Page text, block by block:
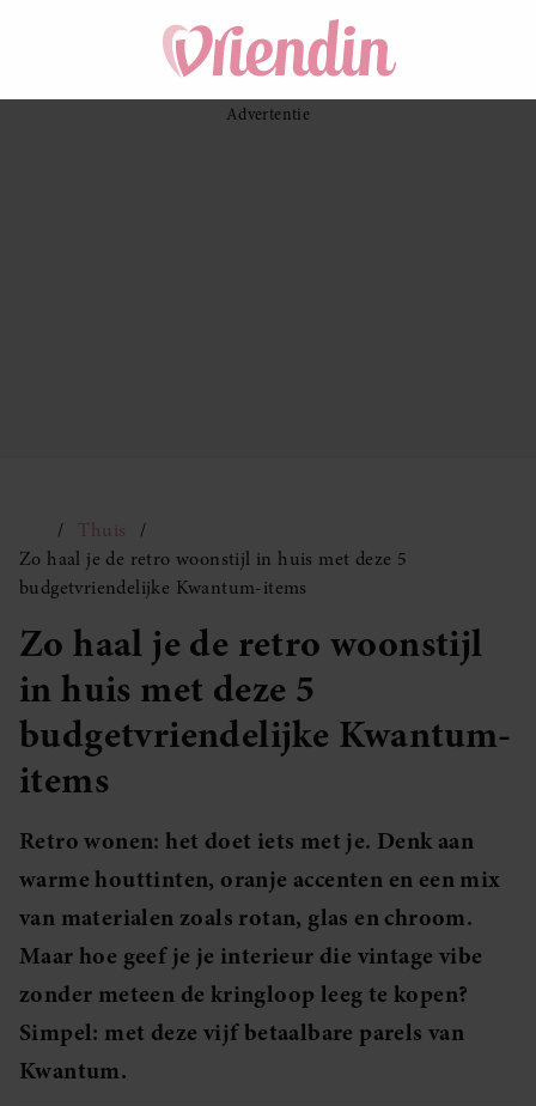
Thuis
Zo haal je de retro woonstijl in huis met deze 5
budgetvriendelijke Kwantum-items
Zo haal je de retro woonstijl
in huis met deze 5
budgetvriendelijke Kwantum-
items
Retro wonen: het doet iets met je. Denk aan
warme houttinten, oranje accenten en een mix
van materialen zoals rotan, glas en chroom.
Maar hoe geef je je interieur die vintage vibe
zonder meteen de kringloop leeg te kopen?
Simpel: met deze vijf betaalbare parels van
Kwantum.